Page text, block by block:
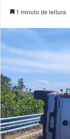
1 minuto de leitura